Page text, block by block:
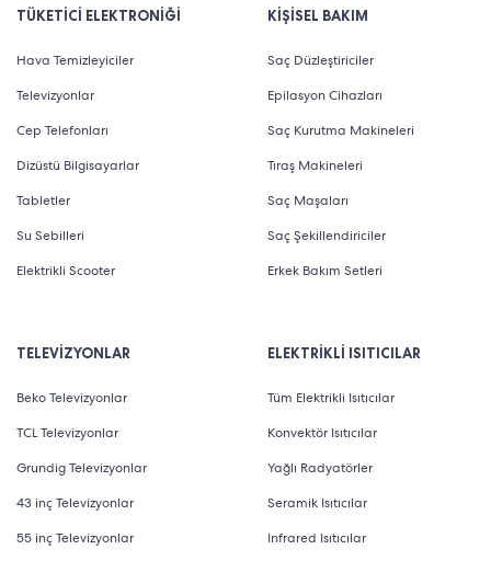
Otomatik kahve öğütücü olarak da bilinen elektrikli
modeller, az eforla kısa süre içinde işlem gerçekleştirir.
Bu nedenle de kişilerin ilk tercihleri arasında kendine
yer bulur. Makinelerin içindeki diskler, kolay kullanım
sağlar. Ev tipi modeller, yapı olarak genelde zarif krom
kaplama gövde ile dizayn edilir. Çoğunun ortalama 70
gram malzeme alma kapasitesi bulunur. Dayanıklı ve
paslanmaz çelik bıçakları ile son derece yüksek
kapasitesine de sahiptir. Hafif, pratik ayrıca tasarruflu
TÜKETİCİ ELEKTRONİĞİ
Hava Temizleyiciler
Televizyonlar
Cep Telefonları
Dizüstü Bilgisayarlar
Tabletler
Su Sebilleri
Elektrikli Scooter
KİŞİSEL BAKIM
Saç Düzleştiriciler
Epilasyon Cihazları
Saç Kurutma Makineleri
Tıraş Makineleri
Saç Maşaları
Saç Şekillendiriciler
Erkek Bakım Setleri
TELEVİZYONLAR
Beko Televizyonlar
TCL Televizyonlar
Grundig Televizyonlar
43 inç Televizyonlar
55 inç Televizyonlar
ELEKTRİKLİ ISITICILAR
Tüm Elektrikli Isıtıcılar
Konvektör Isıtıcılar
Yağlı Radyatörler
Seramik Isıtıcılar
Infrared Isıtıcılar